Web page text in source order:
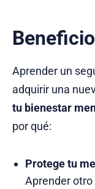
Aprender un
adquirir una
tu bienestar
por qué:
Protege tu
Aprender